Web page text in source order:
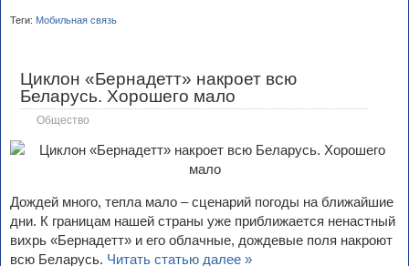
Теги: Мобильная связь
Циклон «Бернадетт» накроет всю
Беларусь. Хорошего мало
Общество
Дождей много, тепла мало – сценарий погоды на ближайшие
дни. К границам нашей страны уже приближается ненастный
вихрь «Бернадетт» и его облачные, дождевые поля накроют
всю Беларусь. Читать статью далее »